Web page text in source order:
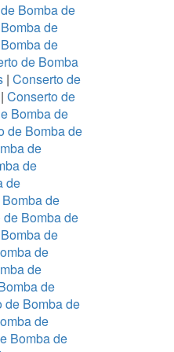
Bomba de
de
de
de Bomba
| Conserto de
| Conserto de
Bomba de
de Bomba de
de
de
de
de
Bomba de
de
de
de
de
de Bomba de
de
Bomba de